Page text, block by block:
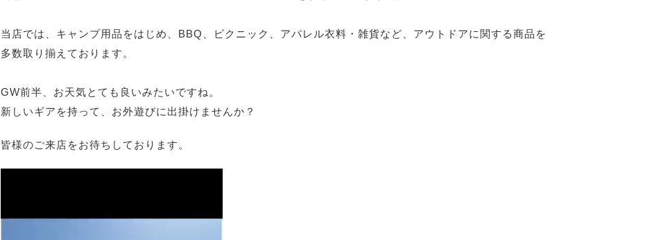
当店では、キャンプ用品をはじめ、BBQ、ピクニック、アパレル衣料・雑貨など、アウトドアに関する商品を
多数取り揃えております。
GW前半、お天気とても良いみたいですね。
新しいギアを持って、お外遊びに出掛けませんか？
皆様のご来店をお待ちしております。
プ